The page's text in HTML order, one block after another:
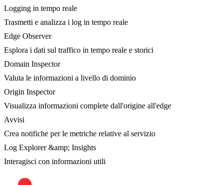
Logging in tempo reale
Trasmetti e analizza i log in tempo reale
Edge Observer
Esplora i dati sul traffico in tempo reale e storici
Domain Inspector
Valuta le informazioni a livello di dominio
Origin Inspector
Visualizza informazioni complete dall'origine all'edge
Avvisi
Crea notifiche per le metriche relative al servizio
Log Explorer &amp; Insights
Interagisci con informazioni utili